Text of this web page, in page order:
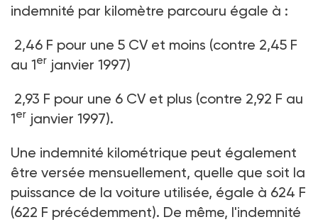
indemnité par kilomètre parcouru égale à :
2,46 F pour une 5 CV et moins (contre 2,45 F
au 1er janvier 1997)
2,93 F pour une 6 CV et plus (contre 2,92 F au
1er janvier 1997).
Une indemnité kilométrique peut également
être versée mensuellement, quelle que soit la
puissance de la voiture utilisée, égale à 624 F
(622 F précédemment). De même, l'indemnité